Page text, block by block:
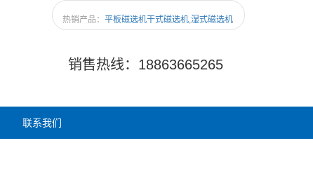
热销产品： 平板磁选机干式磁选机,湿式磁选机
销售热线：18863665265
联系我们